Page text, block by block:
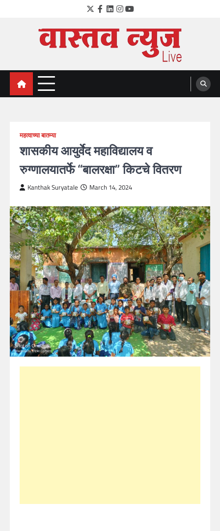
Twitter
Facebook
LinkedIn
Instagram
YouTube
VastavNEWSLive.com
a leading NEWS portal of Maharahstra
महत्वाच्या बातम्या
शासकीय आयुर्वेद महाविद्यालय व
रुग्णालयातर्फे “बालरक्षा” किटचे वितरण
Kanthak Suryatale March 14, 2024